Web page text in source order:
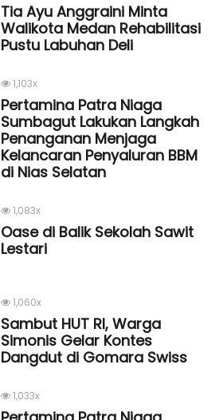
Tia Ayu Anggraini Minta
Walikota Medan Rehabilitasi
Pustu Labuhan Deli
1,103x
Pertamina Patra Niaga
Sumbagut Lakukan Langkah
Penanganan Menjaga
Kelancaran Penyaluran BBM
di Nias Selatan
1,083x
Oase di Balik Sekolah Sawit
Lestari
1,060x
Sambut HUT RI, Warga
Simonis Gelar Kontes
Dangdut di Gomara Swiss
1,033x